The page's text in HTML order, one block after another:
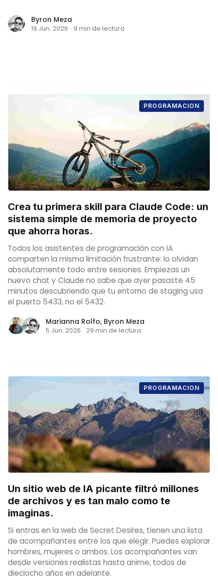
Byron Meza
19 Jun. 2026 · 9 min de lectura
PROGRAMACION
Crea tu primera skill para Claude Code: un
sistema simple de memoria de proyecto
que ahorra horas.
Todos los asistentes de programación con IA
comparten la misma limitación frustrante: lo olvidan
absolutamente todo entre sesiones. Empiezas un
nuevo chat y Claude no sabe que ayer pasaste 45
minutos descubriendo que tu entorno de staging usa
el puerto 5433, no el 5432.
Marianna Rolfo, Byron Meza
5 Jun. 2026 · 29 min de lectura
PROGRAMACION
Un sitio web de IA picante filtró millones
de archivos y es tan malo como te
imaginas.
Si entras en la web de Secret Desires, tienen una lista
de acompañantes entre los que elegir. Puedes explorar
hombres, mujeres o ambos. Los acompañantes van
desde versiones realistas hasta anime, todos de
dieciocho años en adelante.